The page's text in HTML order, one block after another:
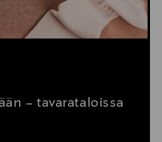
– tavarataloissa